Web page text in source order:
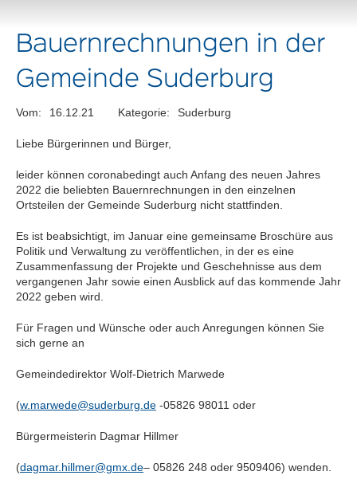
Bauernrechnungen in der
Gemeinde Suderburg
Vom: 16.12.21 Kategorie: Suderburg
Liebe Bürgerinnen und Bürger,
leider können coronabedingt auch Anfang des neuen Jahres
2022 die beliebten Bauernrechnungen in den einzelnen
Ortsteilen der Gemeinde Suderburg nicht stattfinden.
Es ist beabsichtigt, im Januar eine gemeinsame Broschüre aus
Politik und Verwaltung zu veröffentlichen, in der es eine
Zusammenfassung der Projekte und Geschehnisse aus dem
vergangenen Jahr sowie einen Ausblick auf das kommende Jahr
2022 geben wird.
Für Fragen und Wünsche oder auch Anregungen können Sie
sich gerne an
Gemeindedirektor Wolf-Dietrich Marwede
(w.marwede@suderburg.de -05826 98011 oder
Bürgermeisterin Dagmar Hillmer
(dagmar.hillmer@gmx.de– 05826 248 oder 9509406) wenden.